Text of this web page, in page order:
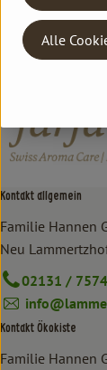
Schweiz
Kontakt allgemein
Familie Hannen
Neu
02131 /
Kontakt Ökokiste
Familie Hannen
Alle